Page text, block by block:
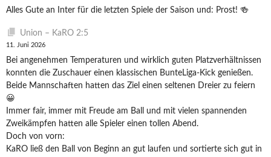
Alles Gute an Inter für die letzten Spiele der Saison und: Prost! 🍻
Union – KaRO 2:5
11. Juni 2026
Bei angenehmen Temperaturen und wirklich guten Platzverhältnissen
konnten die Zuschauer einen klassischen BunteLiga-Kick genießen.
Beide Mannschaften hatten das Ziel einen seltenen Dreier zu feiern
😀
Immer fair, immer mit Freude am Ball und mit vielen spannenden
Zweikämpfen hatten alle Spieler einen tollen Abend.
Doch von vorn:
KaRO ließ den Ball von Beginn an gut laufen und sortierte sich gut in